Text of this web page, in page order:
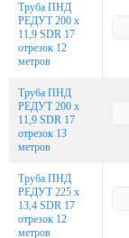
Труба ПНД
РЕДУТ 200 х
11,9 SDR 17
отрезок 12
метров
Труба ПНД
РЕДУТ 200 х
11,9 SDR 17
отрезок 13
метров
Труба ПНД
РЕДУТ 225 х
13,4 SDR 17
отрезок 12
метров